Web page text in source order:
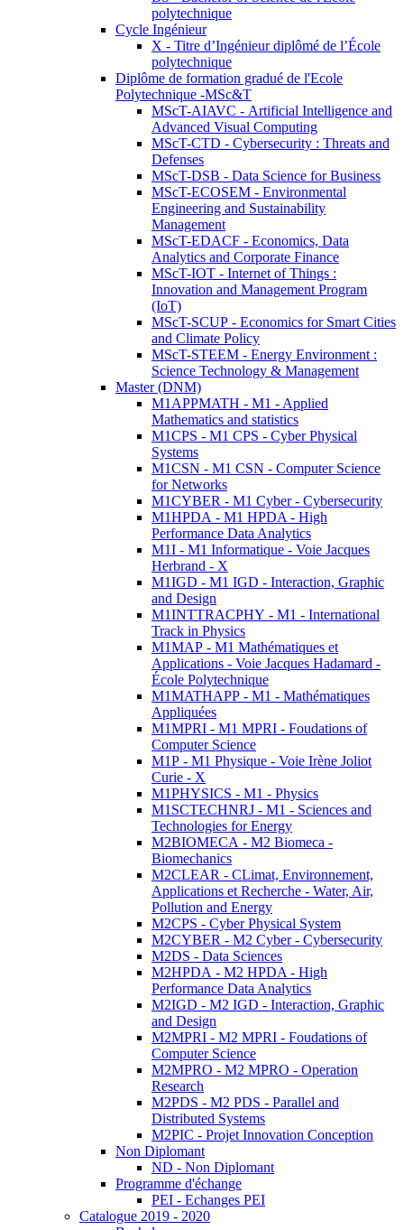
polytechnique
Cycle Ingénieur
X - Titre d’Ingénieur diplômé de l’École
polytechnique
Diplôme de formation gradué de l'Ecole
Polytechnique -MSc&T
MScT-AIAVC - Artificial Intelligence and
Advanced Visual Computing
MScT-CTD - Cybersecurity : Threats and
Defenses
MScT-DSB - Data Science for Business
MScT-ECOSEM - Environmental
Engineering and Sustainability
Management
MScT-EDACF - Economics, Data
Analytics and Corporate Finance
MScT-IOT - Internet of Things :
Innovation and Management Program
(IoT)
MScT-SCUP - Economics for Smart Cities
and Climate Policy
MScT-STEEM - Energy Environment :
Science Technology & Management
Master (DNM)
M1APPMATH - M1 - Applied
Mathematics and statistics
M1CPS - M1 CPS - Cyber Physical
Systems
M1CSN - M1 CSN - Computer Science
for Networks
M1CYBER - M1 Cyber - Cybersecurity
M1HPDA - M1 HPDA - High
Performance Data Analytics
M1I - M1 Informatique - Voie Jacques
Herbrand - X
M1IGD - M1 IGD - Interaction, Graphic
and Design
M1INTTRACPHY - M1 - International
Track in Physics
M1MAP - M1 Mathématiques et
Applications - Voie Jacques Hadamard -
École Polytechnique
M1MATHAPP - M1 - Mathématiques
Appliquées
M1MPRI - M1 MPRI - Foudations of
Computer Science
M1P - M1 Physique - Voie Irène Joliot
Curie - X
M1PHYSICS - M1 - Physics
M1SCTECHNRJ - M1 - Sciences and
Technologies for Energy
M2BIOMECA - M2 Biomeca -
Biomechanics
M2CLEAR - CLimat, Environnement,
Applications et Recherche - Water, Air,
Pollution and Energy
M2CPS - Cyber Physical System
M2CYBER - M2 Cyber - Cybersecurity
M2DS - Data Sciences
M2HPDA - M2 HPDA - High
Performance Data Analytics
M2IGD - M2 IGD - Interaction, Graphic
and Design
M2MPRI - M2 MPRI - Foudations of
Computer Science
M2MPRO - M2 MPRO - Operation
Research
M2PDS - M2 PDS - Parallel and
Distributed Systems
M2PIC - Projet Innovation Conception
Non Diplomant
ND - Non Diplomant
Programme d'échange
PEI - Echanges PEI
Catalogue 2019 - 2020